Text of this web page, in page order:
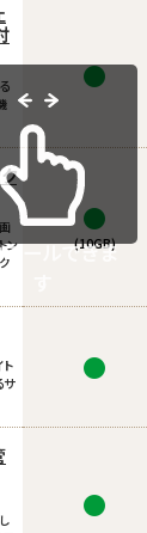
●
ン
●
(10GB)
ト
サ
●
●
ールできま